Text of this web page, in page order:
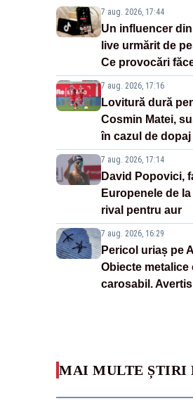
7 aug. 2026, 17:44
Un influencer
live urmărit de
Ce provocări
7 aug. 2026, 17:16
Lovitură dură
Cosmin Matei,
în cazul de dopaj
7 aug. 2026, 17:14
David Popovici,
Europenele de
rival pentru aur
7 aug. 2026, 16:29
Pericol uriaș pe
Obiecte metalice
carosabil.
MAI MULTE ȘTIRI